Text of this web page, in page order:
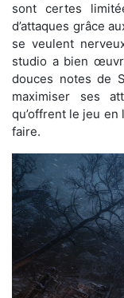
sont certes
d’attaques grâce
se veulent
studio a bien
douces notes de
maximiser ses
qu’offrent le jeu
faire.